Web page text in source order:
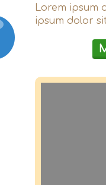
Lorem ipsum
ipsum dolor